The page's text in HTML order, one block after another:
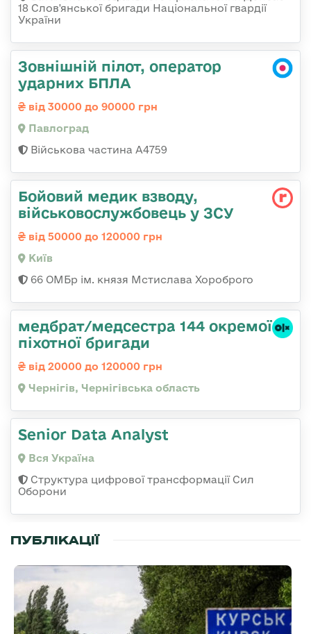
18 Слов'янської бригади Національної гвардії
України
Зовнішній пілот, оператор
ударних БПЛА
від 30000 до 90000 грн
Павлоград
Військова частина А4759
Бойовий медик взводу,
військовослужбовець у ЗСУ
від 50000 до 120000 грн
Київ
66 ОМБр ім. князя Мстислава Хороброго
медбрат/медсестра 144 окремої
піхотної бригади
від 20000 до 120000 грн
Чернігів, Чернігівська область
Senior Data Analyst
Вся Україна
Структура цифрової трансформації Сил
Оборони
ПУБЛІКАЦІЇ